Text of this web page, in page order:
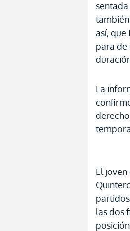
así, que
para de
La
El
las dos